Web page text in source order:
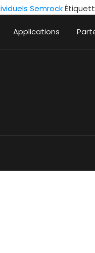
Semrock
Applications